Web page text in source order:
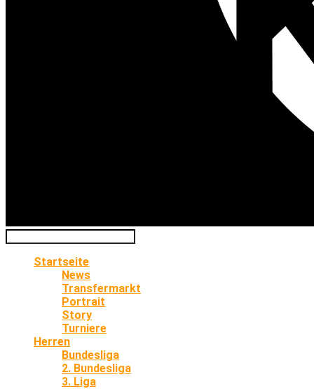
Startseite
News
Transfermarkt
Portrait
Story
Turniere
Herren
Bundesliga
2. Bundesliga
3. Liga